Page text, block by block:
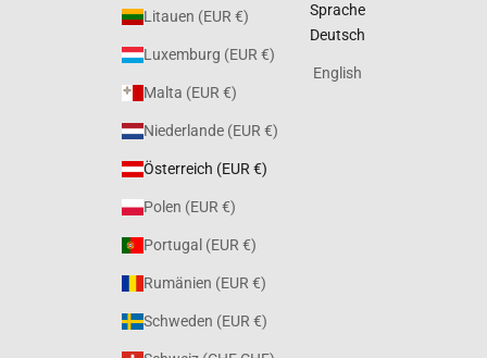
Litauen (EUR €)
Luxemburg (EUR €)
Malta (EUR €)
Niederlande (EUR €)
Österreich (EUR €)
Polen (EUR €)
Portugal (EUR €)
Rumänien (EUR €)
Schweden (EUR €)
Sprache
Deutsch
English